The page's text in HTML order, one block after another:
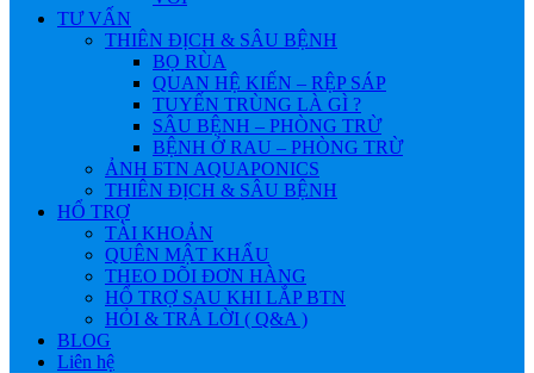
TƯ VẤN
THIÊN ĐỊCH & SÂU BỆNH
BỌ RÙA
QUAN HỆ KIẾN – RỆP SÁP
TUYẾN TRÙNG LÀ GÌ ?
SÂU BỆNH – PHÒNG TRỪ
BỆNH Ở RAU – PHÒNG TRỪ
ẢNH БTN AQUAPONICS
THIÊN ĐỊCH & SÂU BỆNH
HỔ TRỢ
TÀI KHOẢN
QUÊN MẬT KHẨU
THEO DÕI ĐƠN HÀNG
HỔ TRỢ SAU KHI LẮP BTN
HỎI & TRẢ LỜI ( Q&A )
BLOG
Liên hệ